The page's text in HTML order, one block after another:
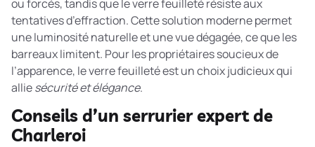
ou forcés, tandis que le verre feuilleté résiste aux
tentatives d’effraction. Cette solution moderne permet
une luminosité naturelle et une vue dégagée, ce que les
barreaux limitent. Pour les propriétaires soucieux de
l’apparence, le verre feuilleté est un choix judicieux qui
alliesécurité et élégance.
Conseils d’un serrurier expert de
Charleroi